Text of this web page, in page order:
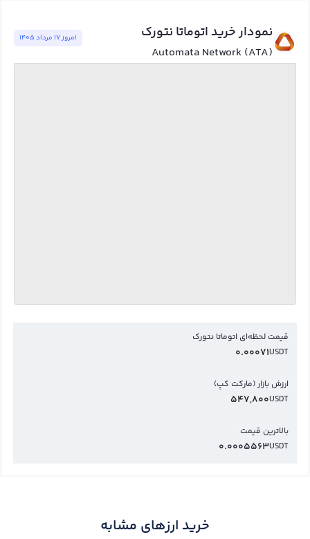
نمودار خرید اتوماتا نتورک
Automata Network (ATA)
امروز ١٧ مرداد ١٤٠٥
قیمت لحظه‌ای اتوماتا نتورک
USDT
0.00071
ارزش بازار (مارکت کپ)
USDT
547,800
بالاترین قیمت
USDT
0.0005563
خرید ارزهای مشابه